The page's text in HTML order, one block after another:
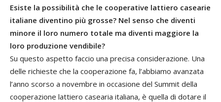
Esiste la possibilità che le cooperative lattiero casearie
italiane diventino più grosse? Nel senso che diventi
minore il loro numero totale ma diventi maggiore la
loro produzione vendibile?
Su questo aspetto faccio una precisa considerazione. Una
delle richieste che la cooperazione fa, l’abbiamo avanzata
l’anno scorso a novembre in occasione del Summit della
cooperazione lattiero casearia italiana, è quella di dotare il